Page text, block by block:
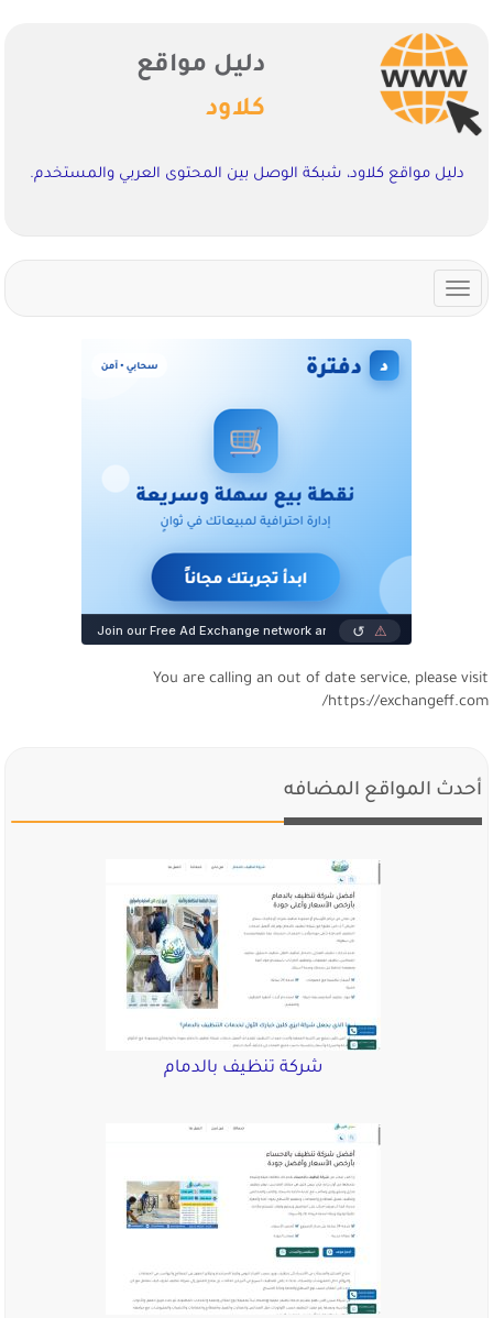
دليل مواقع
كلاود
دليل مواقع كلاود، شبكة الوصل بين المحتوى العربي والمستخدم.
Toggle
navigation
You are calling an out of date service, please visit
https://exchangeff.com/
أحدث المواقع المضافه
شركة تنظيف بالدمام